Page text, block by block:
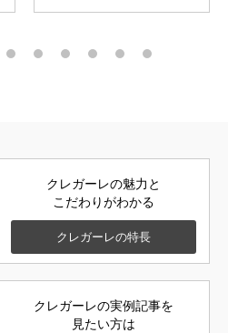
クレガーレの魅力と
こだわりがわかる
クレガーレの特長
クレガーレの実例記事を
見たい方は